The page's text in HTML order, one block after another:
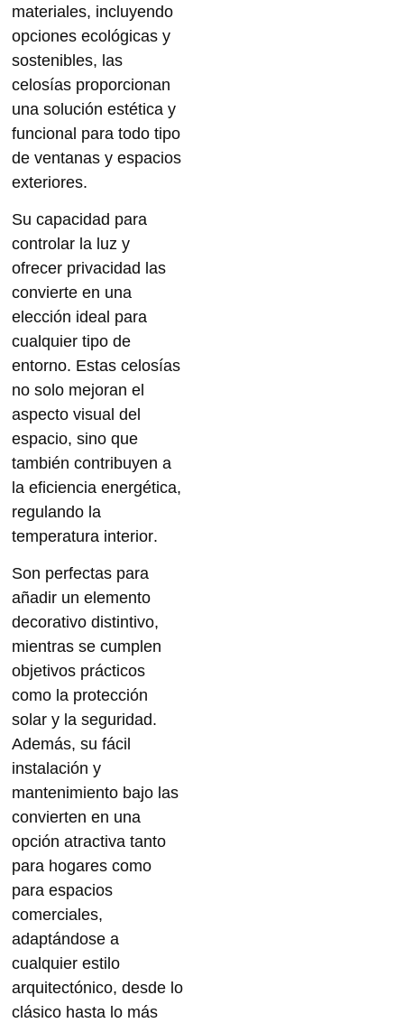
materiales, incluyendo
opcionesecológicas y
sostenibles, las
celosías proporcionan
una solución estética y
funcional para todo tipo
de ventanas y espacios
exteriores.
Su capacidad para
controlar la luz y
ofrecer privacidad las
convierte en una
elección ideal para
cualquier tipo de
entorno. Estas celosías
no solo mejoran el
aspecto visual del
espacio, sino que
también contribuyen a
laeficiencia energética,
regulando la
temperatura interior.
Son perfectas para
añadir un elemento
decorativo distintivo,
mientras se cumplen
objetivos prácticos
como la protección
solar y la seguridad.
Además, su fácil
instalación y
mantenimiento bajo las
convierten en una
opción atractiva tanto
para hogares como
para espacios
comerciales,
adaptándose a
cualquier estilo
arquitectónico, desde lo
clásico hasta lo más